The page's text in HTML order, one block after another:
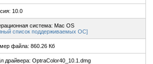
10.0
система: Mac OS
список поддерживаемых ОС]
файла: 860.26 Кб
драйвера: OptraColor40_10.1.dmg